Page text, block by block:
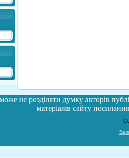
не розділяти думку авторів
матеріалів сайту